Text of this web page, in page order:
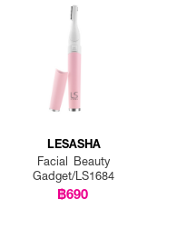
LESASHA
Facial Beauty
Gadget/LS1684
฿690